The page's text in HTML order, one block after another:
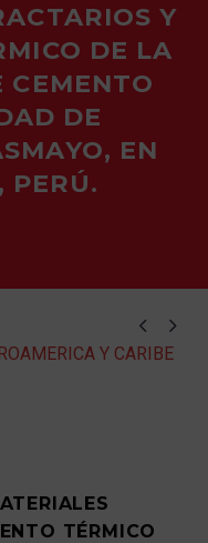
Y
DE LA
CEMENTO
DE
EN
PERÚ.
 
Y CARIBE
TÉRMICO